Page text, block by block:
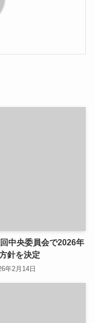
中央委員会で2026年
針を決定
年2月14日